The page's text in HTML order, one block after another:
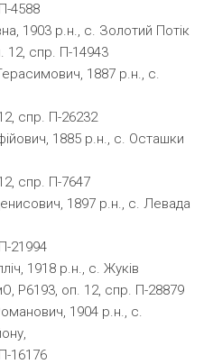
4588
1903 р.н., с. Золотий Потік
спр. П-14943
1887 р.н., с.
спр. П-26232
1885 р.н., с. Осташки
спр. П-7647
1897 р.н., с. Левада
21994
1918 р.н., с. Жуків
Р6193, оп. 12, спр. П-28879
1904 р.н., с.
16176